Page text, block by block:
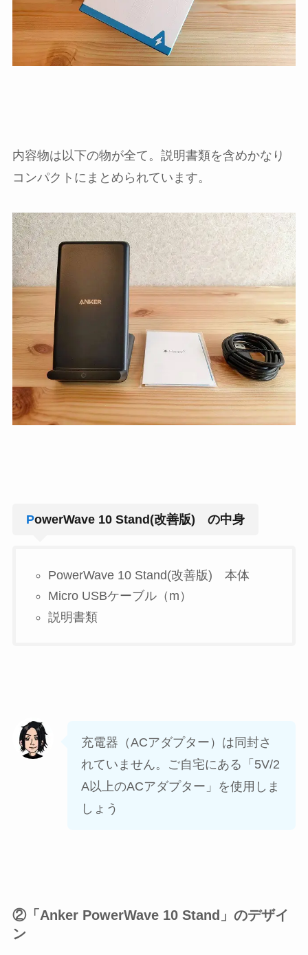
内容物は以下の物が全て。説明書類を含めかなり
コンパクトにまとめられています。
PowerWave 10 Stand(改善版) の中身
PowerWave 10 Stand(改善版) 本体
Micro USBケーブル（m）
説明書類
充電器（ACアダプター）は同封さ
れていません。ご自宅にある「5V/2
A以上のACアダプター」を使用しま
しょう
②「Anker PowerWave 10 Stand」のデザイ
ン